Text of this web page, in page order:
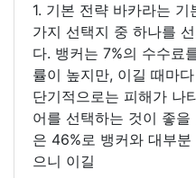
1. 기본 전략 바카라는
가지 선택지 중 하나를
다. 뱅커는 7%의 수수료
률이 높지만, 이길 때마
단기적으로는 피해가 나
어를 선택하는 것이 좋
은 46%로 뱅커와 대부
으니 이길